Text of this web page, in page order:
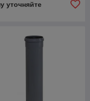
уточняйте